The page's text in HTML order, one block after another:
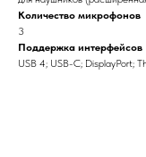
Количество микрофонов
3
Поддержка интерфейсов
USB 4; USB-C; DisplayPort;